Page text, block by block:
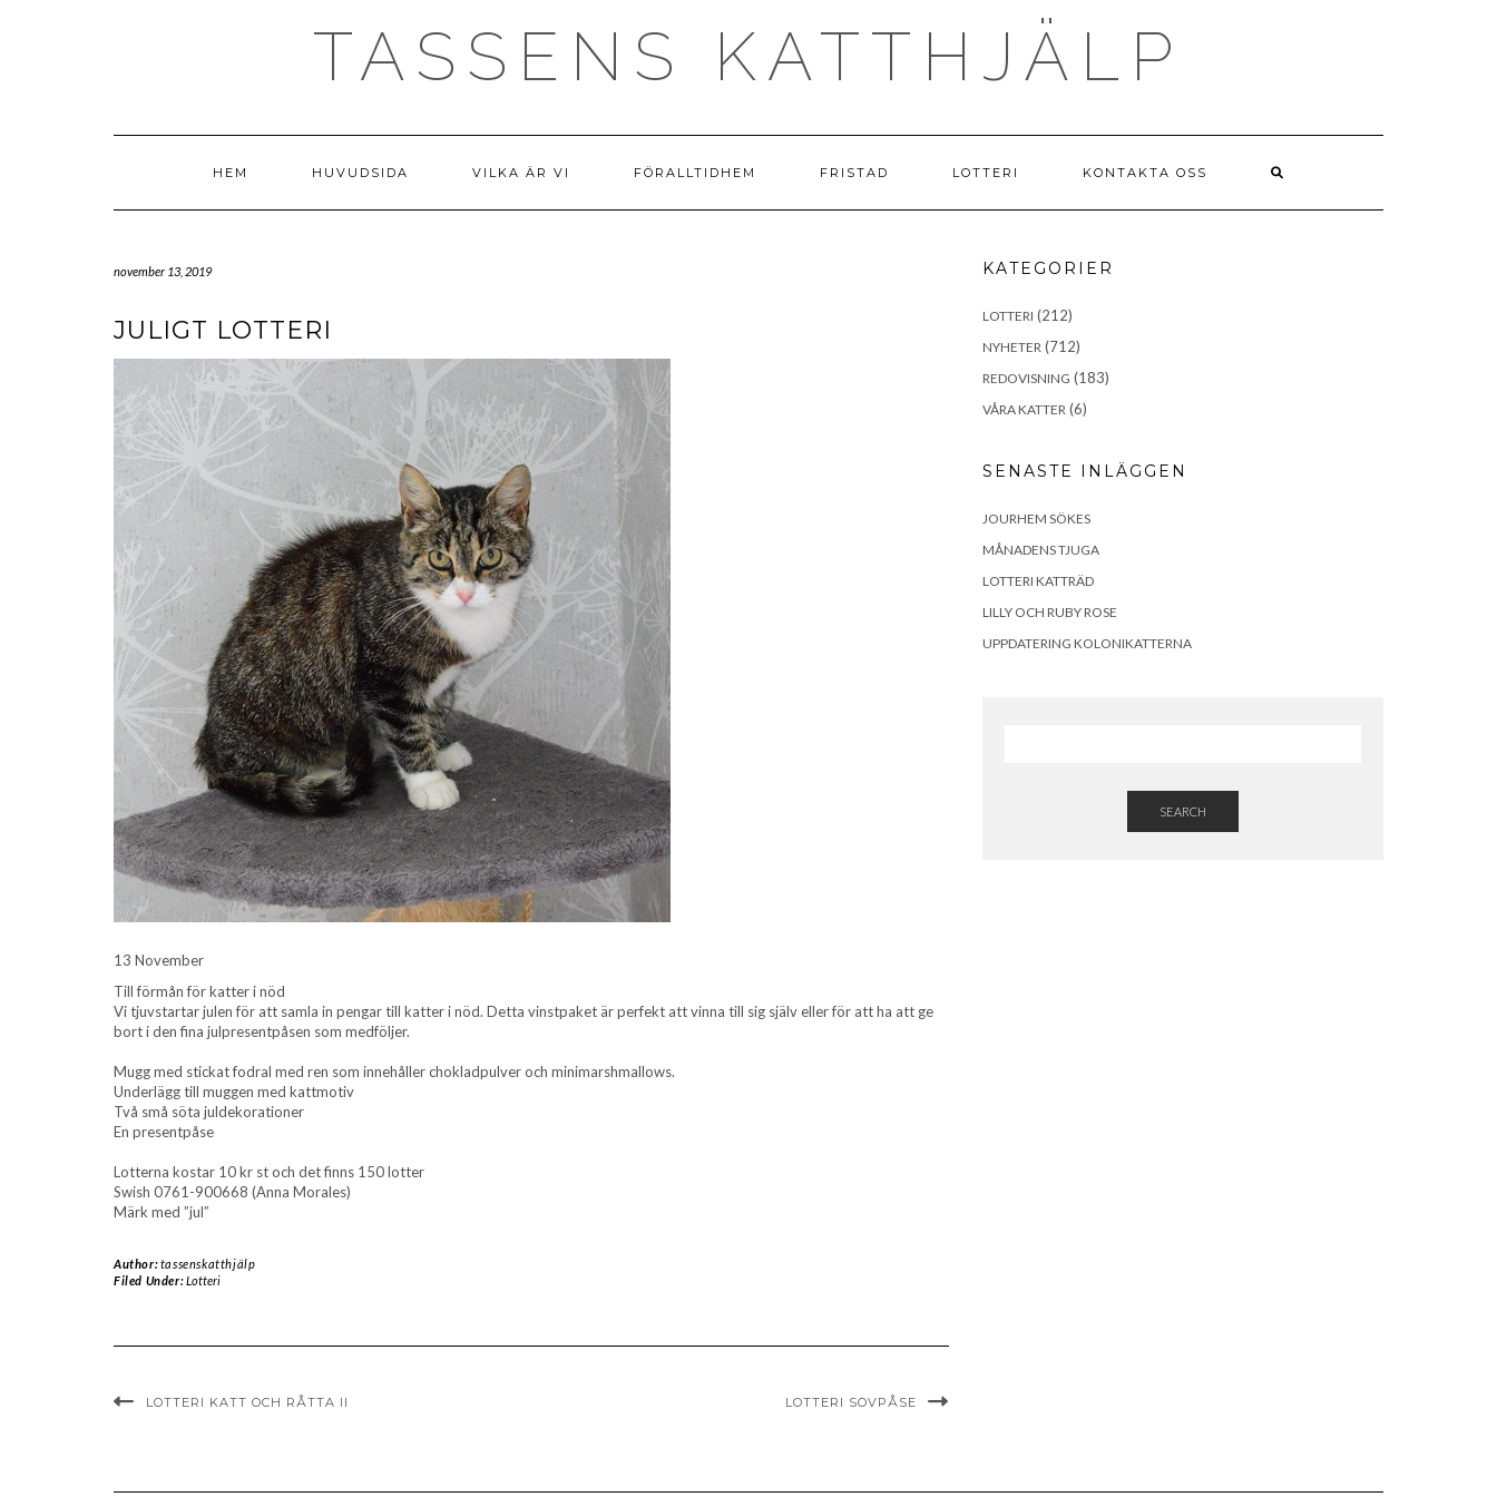
TASSENS KATTHJÄLP
HEM HUVUDSIDA VILKA ÄR VI FÖRALLTIDHEM FRISTAD LOTTERI KONTAKTA OSS
november 13, 2019
JULIGT LOTTERI
13 November
Till förmån för katter i nöd
Vi tjuvstartar julen för att samla in pengar till katter i nöd. Detta vinstpaket är perfekt att vinna till sig själv eller för att ha att ge
bort i den fina julpresentpåsen som medföljer.
Mugg med stickat fodral med ren som innehåller chokladpulver och minimarshmallows.
Underlägg till muggen med kattmotiv
Två små söta juldekorationer
En presentpåse
Lotterna kostar 10 kr st och det finns 150 lotter
Swish 0761-900668 (Anna Morales)
Märk med ”jul”
Author:tassenskatthjälp
Filed Under:Lotteri
LOTTERI KATT OCH RÅTTA II LOTTERI SOVPÅSE
KATEGORIER
LOTTERI (212)
NYHETER (712)
REDOVISNING (183)
VÅRA KATTER (6)
SENASTE INLÄGGEN
JOURHEM SÖKES
MÅNADENS TJUGA
LOTTERI KATTRÄD
LILLY OCH RUBY ROSE
UPPDATERING KOLONIKATTERNA
SEARCH